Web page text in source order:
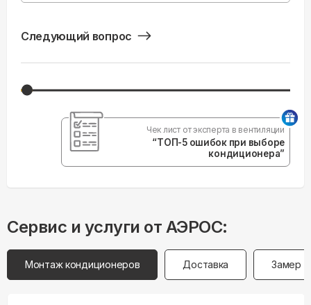
Следующий вопрос
Чек лист от эксперта в вентиляции
“ТОП-5 ошибок при выборе
кондиционера”
Сервис и услуги от АЭРОС:
Монтаж кондиционеров Доставка Замер